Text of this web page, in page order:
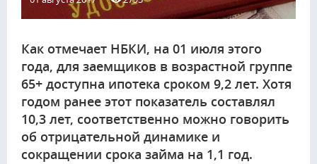
Как отмечает НБКИ, на 01 июля этого
года, для заемщиков в возрастной группе
65+ доступна ипотека сроком 9,2 лет. Хотя
годом ранее этот показатель составлял
10,3 лет, соответственно можно говорить
об отрицательной динамике и
сокращении срока займа на 1,1 год.